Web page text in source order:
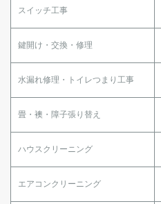
スイッチ工事
鍵開け・交換・修理
水漏れ修理・トイレつまり工事
畳・襖・障子張り替え
ハウスクリーニング
エアコンクリーニング